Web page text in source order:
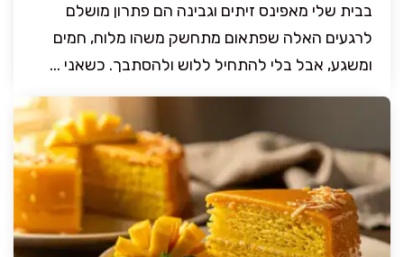
בבית שלי מאפינס זיתים וגבינה הם פתרון מושלם
לרגעים האלה שפתאום מתחשק משהו מלוח, חמים
ומשגע, אבל בלי להתחיל ללוש ולהסתבך. כשאני ...